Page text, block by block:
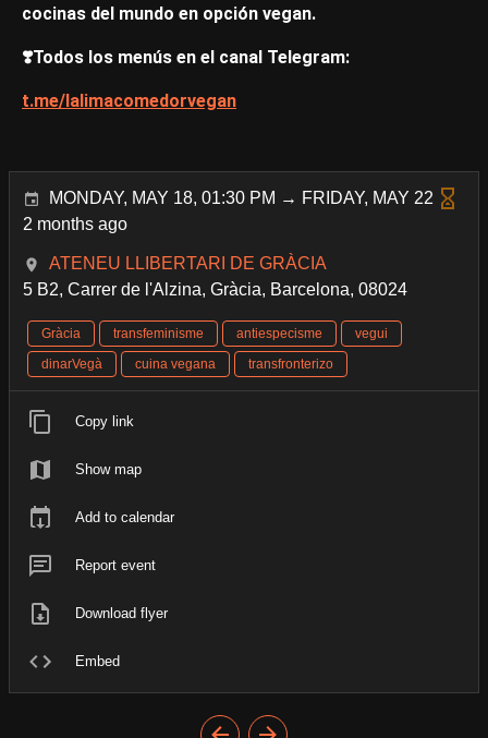
cocinas del mundo en opción vegan.
❣️​Todos los menús en el canal Telegram:
t.me/lalimacomedorvegan
MONDAY, MAY 18, 01:30 PM → FRIDAY, MAY 22
2 months ago
ATENEU LLIBERTARI DE GRÀCIA
5 B2, Carrer de l'Alzina, Gràcia, Barcelona, 08024
Gràcia transfeminisme antiespecisme
vegui
dinarVegà
cuina vegana transfronterizo
Copy link
Show map
Add to calendar
Report event
Download flyer
Embed